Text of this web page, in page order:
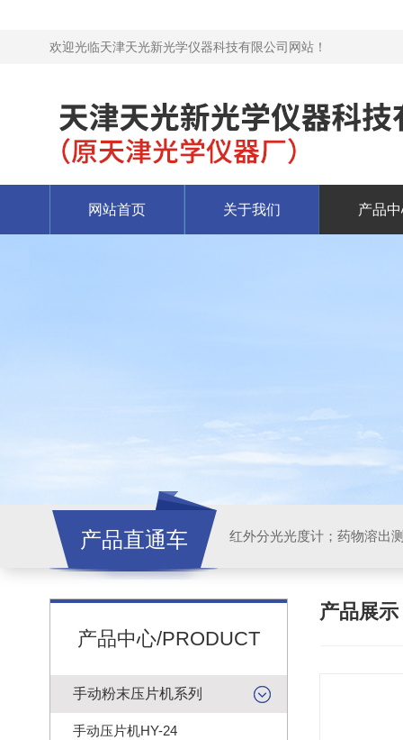
欢迎光临天津天光新光学仪器科技有限公司网站！
网站首页 关于我们 产品
产品直通车 红外分光光度计；药物溶出
产品中心/PRODUCT
手动粉末压片机系列
手动压片机HY-24
产品展示